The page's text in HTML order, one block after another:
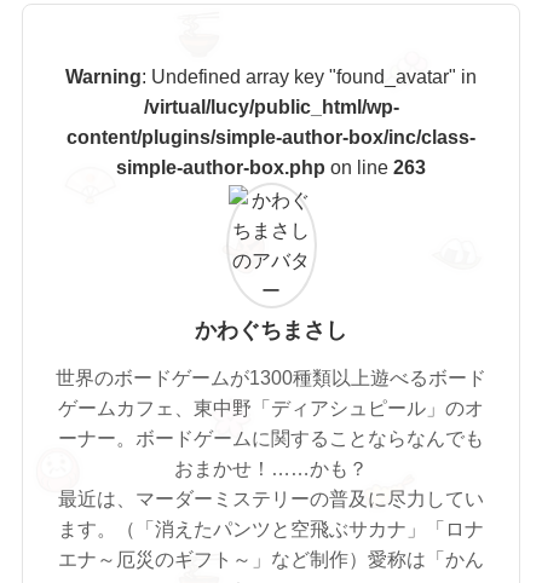
Warning: Undefined array key "found_avatar" in
/virtual/lucy/public_html/wp-
content/plugins/simple-author-box/inc/class-
simple-author-box.php on line 263
かわぐちまさし
世界のボードゲームが1300種類以上遊べるボード
ゲームカフェ、東中野「ディアシュピール」のオ
ーナー。ボードゲームに関することならなんでも
おまかせ！……かも？
最近は、マーダーミステリーの普及に尽力してい
ます。（「消えたパンツと空飛ぶサカナ」「ロナ
エナ～厄災のギフト～」など制作）愛称は「かん